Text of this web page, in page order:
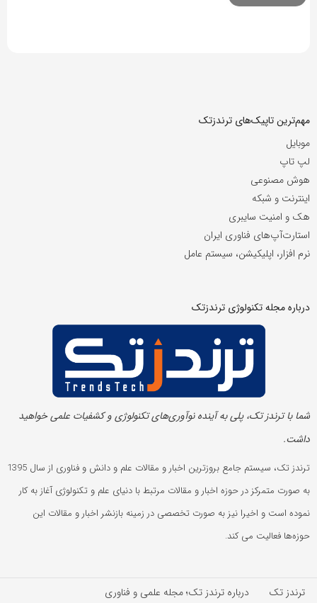
مهم‌ترین تاپیک‌های ترندزتک
موبایل
لپ تاپ
هوش مصنوعی
اینترنت و شبکه
هک و امنیت سایبری
استارت‌آپ‌های فناوری ایران
نرم افزار، اپلیکیشن، سیستم عامل
درباره مجله تکنولوژی ترندزتک
شما با ترندز تک، پلی به آینده‌ نوآوری‌های تکنولوژی و کشفیات علمی خواهید
داشت.
ترندز تک، سیستم جامع بروزترین اخبار و مقالات علم و دانش و فناوری از سال 1395
به صورت متمرکز در حوزه اخبار و مقالات مرتبط با دنیای علم و تکنولوژی آغاز به کار
نموده است و اخیرا نیز به صورت تخصصی در زمینه بازنشر اخبار و مقالات این
حوزه‌ها فعالیت می کند.
ترندز تک
درباره ترندز تک؛ مجله علمی و فناوری